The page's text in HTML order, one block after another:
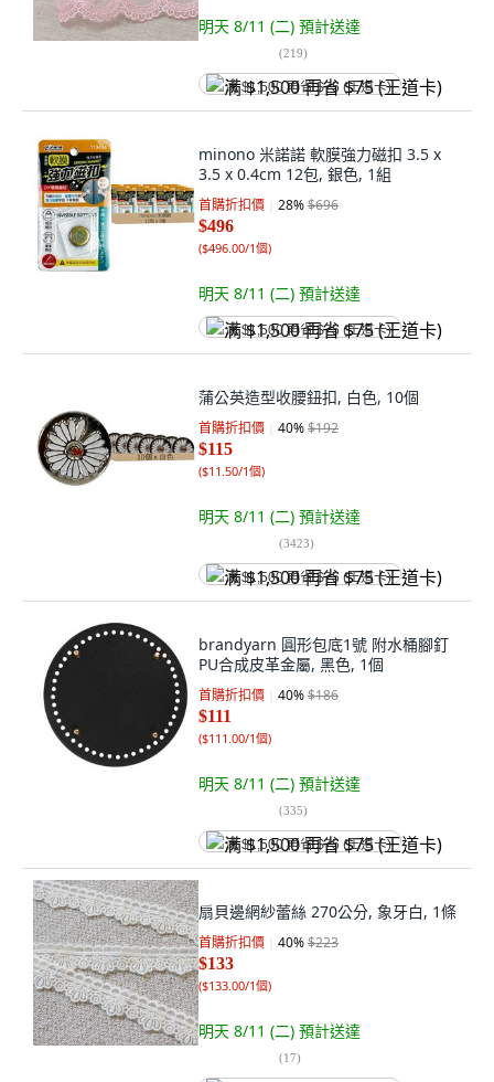
明天 8/11 (二) 預計送達
(219)
满 $1,500 再省 $75 (王道卡)
minono 米諾諾 軟膜強力磁扣 3.5 x
3.5 x 0.4cm 12包, 銀色, 1組
首購折扣價 28%$696
$496
($496.00/1個)
明天 8/11 (二) 預計送達
满 $1,500 再省 $75 (王道卡)
蒲公英造型收腰鈕扣, 白色, 10個
首購折扣價 40%$192
$115
($11.50/1個)
明天 8/11 (二) 預計送達
(3423)
满 $1,500 再省 $75 (王道卡)
brandyarn 圓形包底1號 附水桶腳釘
PU合成皮革金屬, 黑色, 1個
首購折扣價 40%$186
$111
($111.00/1個)
明天 8/11 (二) 預計送達
(335)
满 $1,500 再省 $75 (王道卡)
扇貝邊網紗蕾絲 270公分, 象牙白, 1條
首購折扣價 40%$223
$133
($133.00/1個)
明天 8/11 (二) 預計送達
(17)